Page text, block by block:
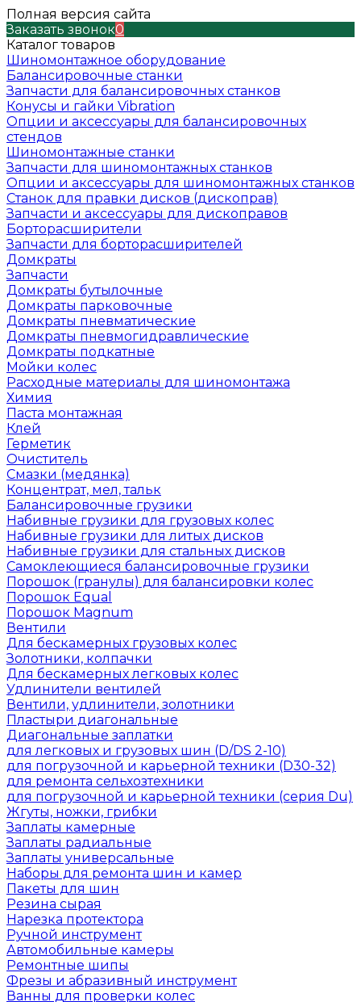
Полная версия сайта
Заказать звонок0
Каталог товаров
Шиномонтажное оборудование
Балансировочные станки
Запчасти для балансировочных станков
Конусы и гайки Vibration
Опции и аксессуары для балансировочных
стендов
Шиномонтажные станки
Запчасти для шиномонтажных станков
Опции и аксессуары для шиномонтажных станков
Станок для правки дисков (дископрав)
Запчасти и аксессуары для дископравов
Борторасширители
Запчасти для борторасширителей
Домкраты
Запчасти
Домкраты бутылочные
Домкраты парковочные
Домкраты пневматические
Домкраты пневмогидравлические
Домкраты подкатные
Мойки колес
Расходные материалы для шиномонтажа
Химия
Паста монтажная
Клей
Герметик
Очиститель
Смазки (медянка)
Концентрат, мел, тальк
Балансировочные грузики
Набивные грузики для грузовых колес
Набивные грузики для литых дисков
Набивные грузики для стальных дисков
Самоклеющиеся балансировочные грузики
Порошок (гранулы) для балансировки колес
Порошок Equal
Порошок Magnum
Вентили
Для бескамерных грузовых колес
Золотники, колпачки
Для бескамерных легковых колес
Удлинители вентилей
Вентили, удлинители, золотники
Пластыри диагональные
Диагональные заплатки
для легковых и грузовых шин (D/DS 2-10)
для погрузочной и карьерной техники (D30-32)
для ремонта сельхозтехники
для погрузочной и карьерной техники (серия Du)
Жгуты, ножки, грибки
Заплаты камерные
Заплаты радиальные
Заплаты универсальные
Наборы для ремонта шин и камер
Пакеты для шин
Резина сырая
Нарезка протектора
Ручной инструмент
Автомобильные камеры
Ремонтные шипы
Фрезы и абразивный инструмент
Ванны для проверки колес